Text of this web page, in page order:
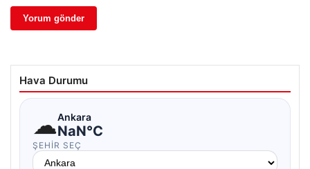
Hava Durumu
☁Ankara
NaN°C
ŞEHIR SEÇ